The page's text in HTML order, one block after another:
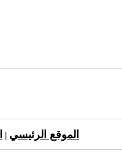
الموقع الرئيسي